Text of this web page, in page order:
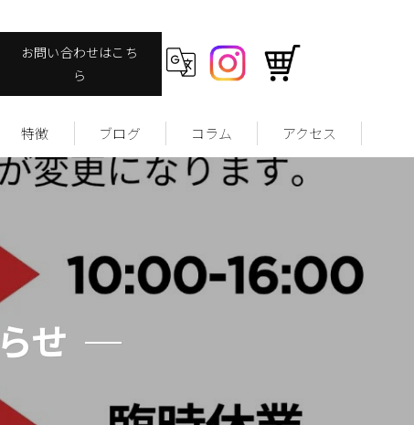
お問い合わせはこち
ら
特徴
ストリート
ユーズドウェア
ブログ コラム アクセス
せ